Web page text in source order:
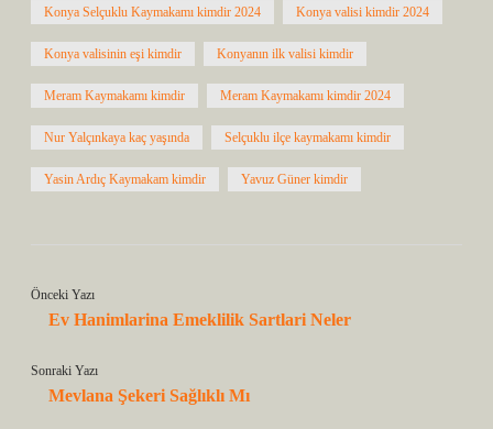
Konya Selçuklu Kaymakamı kimdir 2024 Konya valisi kimdir 2024
Konya valisinin eşi kimdir Konyanın ilk valisi kimdir
Meram Kaymakamı kimdir Meram Kaymakamı kimdir 2024
Nur Yalçınkaya kaç yaşında Selçuklu ilçe kaymakamı kimdir
Yasin Ardıç Kaymakam kimdir Yavuz Güner kimdir
Önceki Yazı
Ev Hanimlarina Emeklilik Sartlari Neler
Sonraki Yazı
Mevlana Şekeri Sağlıklı Mı